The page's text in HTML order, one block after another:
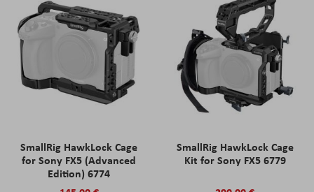
SmallRig HawkLock Cage
for Sony FX5 (Advanced
Edition) 6774
SmallRig HawkLock Cage
Kit for Sony FX5 6779